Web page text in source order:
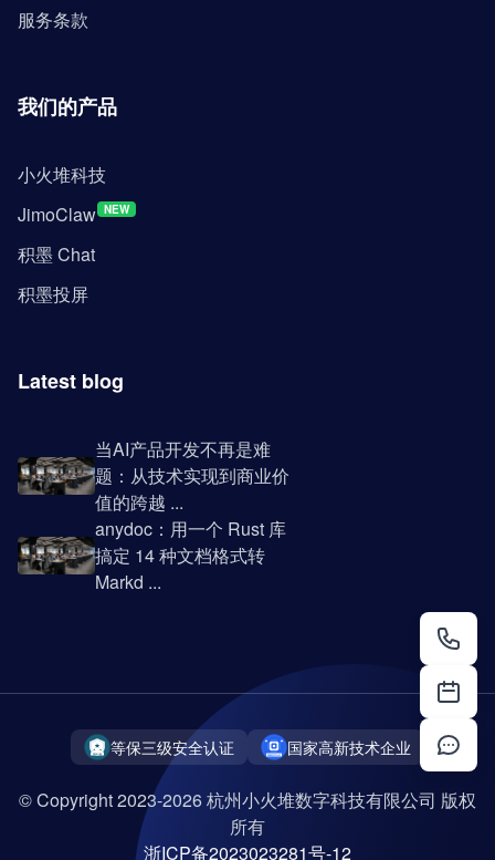
服务条款
我们的产品
小火堆科技
JimoClaw NEW
积墨 Chat
积墨投屏
Latest blog
当AI产品开发不再是难
题：从技术实现到商业价
值的跨越 ...
anydoc：用一个 Rust 库
搞定 14 种文档格式转
Markd ...
等保三级安全认证 国家高新技术企业
© Copyright 2023-2026 杭州小火堆数字科技有限公司 版权
所有
浙ICP备2023023281号-12